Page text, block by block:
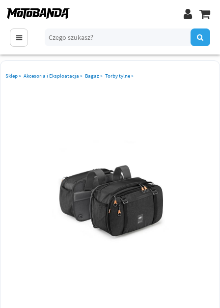
Sklep» Akcesoria i Eksploatacja » Bagaż» Torby tylne»